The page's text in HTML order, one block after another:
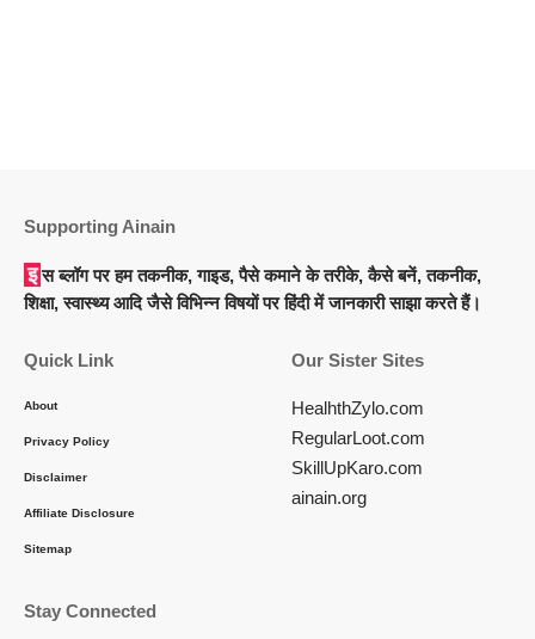
Supporting Ainain
इस ब्लॉग पर हम तकनीक, गाइड, पैसे कमाने के तरीके, कैसे बनें, तकनीक,
शिक्षा, स्वास्थ्य आदि जैसे विभिन्न विषयों पर हिंदी में जानकारी साझा करते हैं।
Quick Link
About
Privacy Policy
Disclaimer
Affiliate Disclosure
Sitemap
Our Sister Sites
HealhthZylo.com
RegularLoot.com
SkillUpKaro.com
ainain.org
Stay Connected